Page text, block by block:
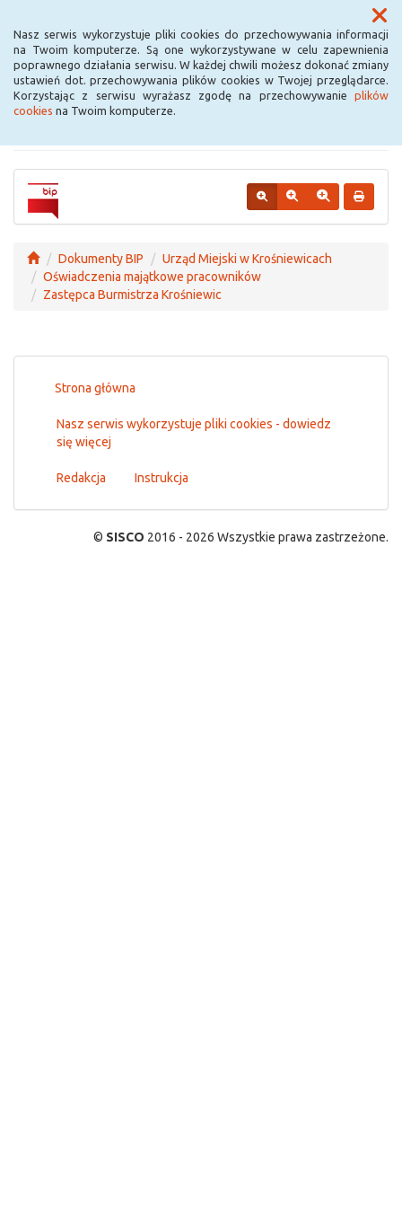
Nasz serwis wykorzystuje pliki cookies do przechowywania informacji
na Twoim komputerze. Są one wykorzystywane w celu zapewnienia
poprawnego działania serwisu. W każdej chwili możesz dokonać zmiany
ustawień dot. przechowywania plików cookies w Twojej przeglądarce.
Korzystając z serwisu wyrażasz zgodę na przechowywanie plików
cookies na Twoim komputerze.
Menu
Urząd Miejski w
Krośniewicach
Dokumenty BIP
Urząd Miejski w Krośniewicach
Oświadczenia majątkowe pracowników
Zastępca Burmistrza Krośniewic
Strona główna
Nasz serwis wykorzystuje pliki cookies - dowiedz
się więcej
Redakcja Instrukcja
© SISCO 2016 - 2026 Wszystkie prawa zastrzeżone.